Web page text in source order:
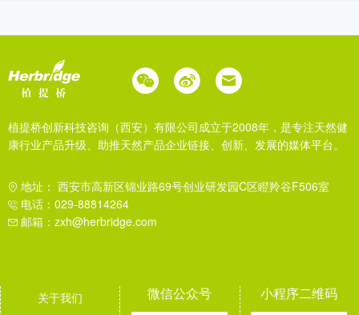
植提桥创新科技咨询（西安）有限公司成立于2008年，是专注天然健
康行业产品升级、助推天然产品企业链接、创新、发展的媒体平台。
地址： 西安市高新区锦业路69号创业研发园C区瞪羚谷F506室
电话：029-88814264
邮箱：zxh@herbridge.com
关于我们
微信公众号 小程序二维码